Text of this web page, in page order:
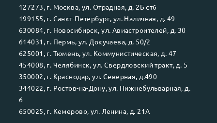
127273, г. Москва, ул. Отрадная, д. 2Б ст6
199155, г. Санкт-Петербург, ул. Наличная, д. 49
630084, г. Новосибирск, ул. Авиастроителей, д. 30
614031 , г. Пермь, ул. Докучаева, д. 50/2
625001 , г. Тюмень, ул. Коммунистическая, д. 47
454008, г. Челябинск, ул. Свердловский тракт, д. 5
350002, г. Краснодар, ул. Северная, д.490
344022, г. Ростов-на-Дону, ул. Нижнебульварная, д.
6
650025, г. Кемерово, ул. Ленина, д. 21А